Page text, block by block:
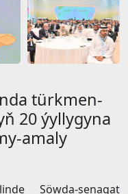
türkmen-
20 ýyllygyna
amaly
Söwda-senagat